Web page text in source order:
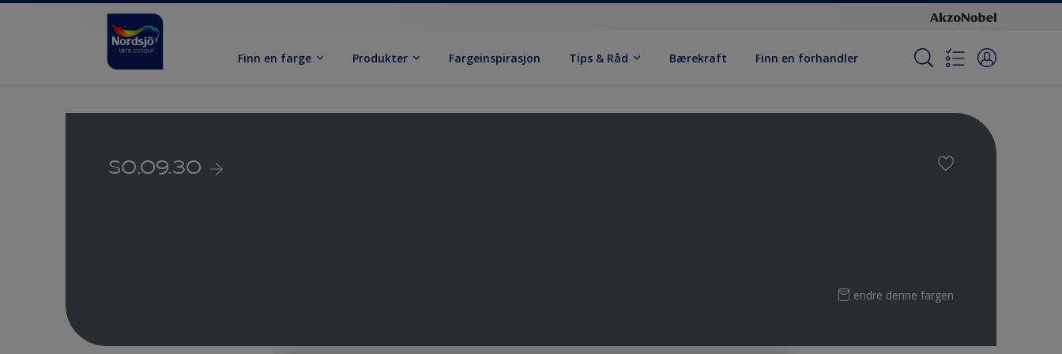
Finn en farge Produkter Fargeinspirasjon Tips & Råd Bærekraft Finn en forhandler
S0.09.30
endre denne fargen